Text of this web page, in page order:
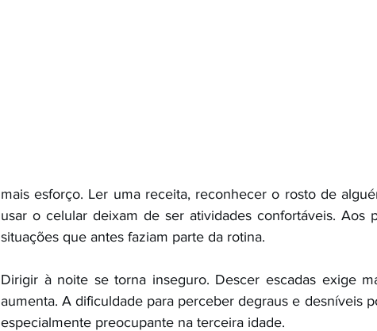
mais esforço. Ler uma receita, reconhecer o rosto de
usar o celular deixam de ser atividades confortáveis. Aos
situações que antes faziam parte da rotina.
Dirigir à noite se torna inseguro. Descer escadas exige
aumenta. A dificuldade para perceber degraus e desníveis
especialmente preocupante na terceira idade.